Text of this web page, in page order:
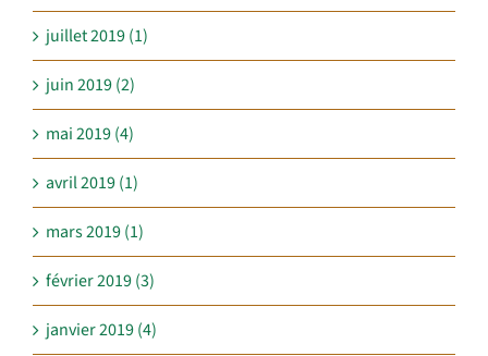
juillet 2019 (1)
juin 2019 (2)
mai 2019 (4)
avril 2019 (1)
mars 2019 (1)
février 2019 (3)
janvier 2019 (4)